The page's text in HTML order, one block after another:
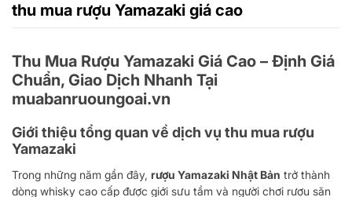
thu mua rượu Yamazaki giá cao
Thu Mua Rượu Yamazaki Giá Cao – Định Giá
Chuẩn, Giao Dịch Nhanh Tại
muabanruoungoai.vn
Giới thiệu tổng quan về dịch vụ thu mua rượu
Yamazaki
Trong những năm gần đây, rượu Yamazaki Nhật Bản trở thành
dòng whisky cao cấp được giới sưu tầm và người chơi rượu săn